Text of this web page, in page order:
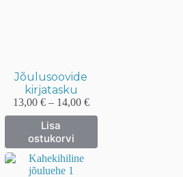
€
Jõulusoovide
kirjatasku
13,00 € – 14,00 €Hinnavahemik:
13,00 €
Lisa
ostukorvi
Sellel
tootel
on
mitu
varianti.